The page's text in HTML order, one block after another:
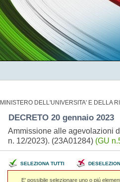
MINISTERO DELL'UNIVERSITA' E DELLA
DECRETO 20 gennaio 2023
Ammissione alle agevolazioni
n. 12/2023). (23A01284) (GU
SELEZIONA TUTTI
E' possibile selezionare uno o piú